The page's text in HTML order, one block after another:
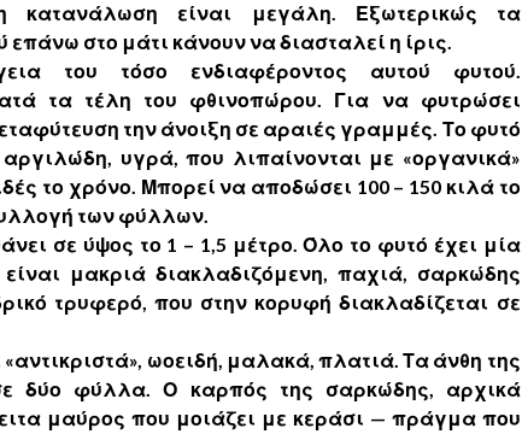
κατανάλωση είναι μεγάλη. Εξωτερικώς τα
στο μάτι κάνουν να διασταλεί η ίρις.
του τόσο ενδιαφέροντος αυτού φυτού.
τα τέλη του φθινοπώρου. Για να φυτρώσει
την άνοιξη σε αραιές γραμμές. Το φυτό
υγρά, που λιπαίνονται με «οργανικά»
το χρόνο. Μπορεί να αποδώσει 100 – 150 κιλά το
των φύλλων.
σε ύψος το 1 – 1,5 μέτρο. Όλο το φυτό έχει μία
μακριά διακλαδιζόμενη, παχιά, σαρκώδης
τρυφερό, που στην κορυφή διακλαδίζεται σε
ωοειδή, μαλακά, πλατιά. Τα άνθη της
δύο φύλλα. Ο καρπός της σαρκώδης, αρχικά
μαύρος που μοιάζει με κεράσι — πράγμα που